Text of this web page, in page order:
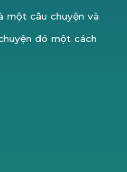
một câu chuyện và
đó một cách